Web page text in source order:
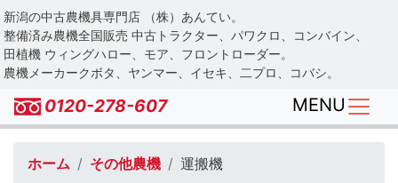
Skip
to
main
content
新潟の中古農機具専門店 （株）あんてい。
整備済み農機全国販売 中古トラクター、パワクロ、コンバイン、
田植機 ウィングハロー、モア、フロントローダー。
農機メーカークボタ、ヤンマー、イセキ、二プロ、コバシ。
0120-278-607 MENU
ホーム その他農機 運搬機